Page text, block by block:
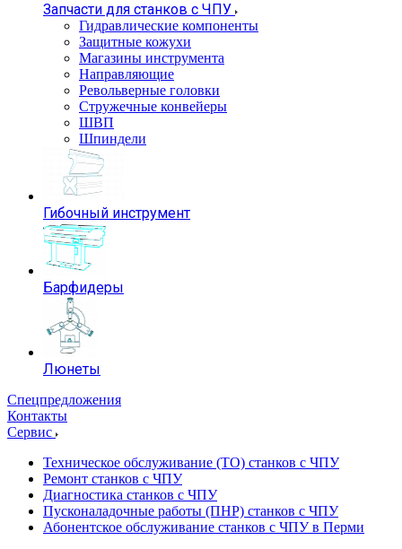
Запчасти для станков с ЧПУ
Гидравлические компоненты
Защитные кожухи
Магазины инструмента
Направляющие
Револьверные головки
Стружечные конвейеры
ШВП
Шпиндели
Гибочный инструмент
Барфидеры
Люнеты
Спецпредложения
Контакты
Сервис
Техническое обслуживание (ТО) станков с ЧПУ
Ремонт станков с ЧПУ
Диагностика станков с ЧПУ
Пусконаладочные работы (ПНР) станков с ЧПУ
Абонентское обслуживание станков с ЧПУ в Перми